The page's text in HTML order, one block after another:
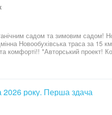
садом! Нові Безрадичі. Закритий кооператив, що
траса за 15 км від Києва. Купуйте
). Прямокутна ділянка - 9
будинка 2026 року. Перша здача